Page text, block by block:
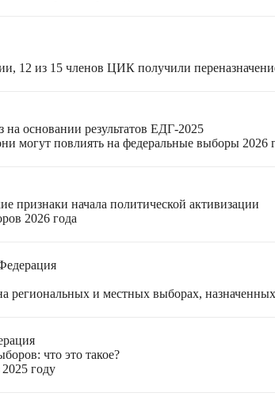
12 из 15 членов ЦИК получили
основании результатов ЕДГ-2025
могут повлиять на федеральные выборы
признаки начала политической активизации
2026 года
и местных выборах, назначенных
что это такое?
году